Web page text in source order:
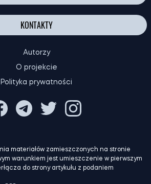
ZOSTAŃ PATRONEM
Autorzy
O projekcie
Polityka prywatności
materiałów zamieszczonych na stronie
warunkiem jest umieszczenie w pierwszym